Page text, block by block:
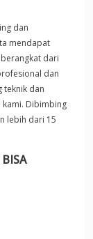
dan
mendapat
dari
dan
teknik dan
kami. Dibimbing
lebih dari 15